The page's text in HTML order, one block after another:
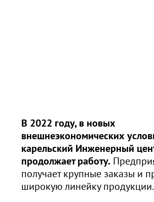
В 2022 году, в новых
внешнеэкономических
карельский Инженерный
продолжает работу.
получает крупные заказы и
широкую линейку продукции.